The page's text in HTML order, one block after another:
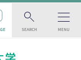
SEARCH MENU